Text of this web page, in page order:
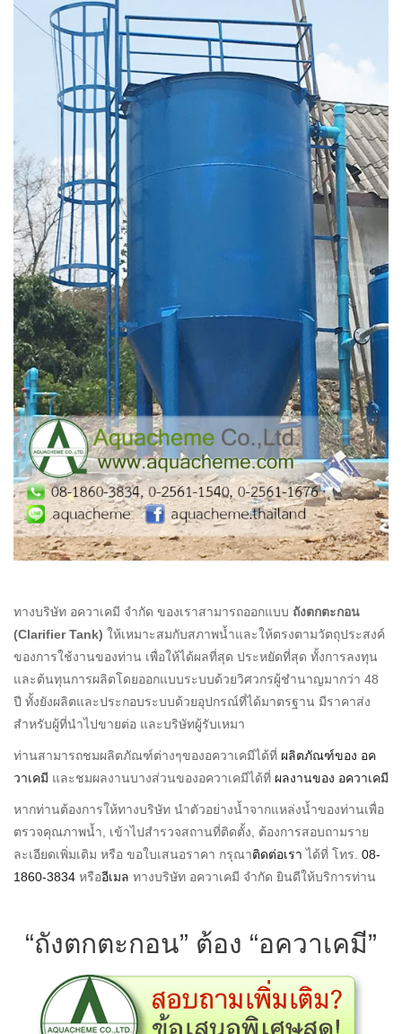
ทางบริษัท อควาเคมี จำกัด ของเราสามารถออกแบบ ถังตกตะกอน
(Clarifier Tank) ให้เหมาะสมกับสภาพน้ำและให้ตรงตามวัตถุประสงค์
ของการใช้งานของท่าน เพื่อให้ได้ผลที่สุด ประหยัดที่สุด ทั้งการลงทุน
และต้นทุนการผลิตโดยออกแบบระบบด้วยวิศวกรผู้ชำนาญมากว่า 48
ปี ทั้งยังผลิตและประกอบระบบด้วยอุปกรณ์ที่ได้มาตรฐาน มีราคาส่ง
สำหรับผู้ที่นำไปขายต่อ และบริษัทผู้รับเหมา
ท่านสามารถชมผลิตภัณฑ์ต่างๆของอควาเคมีได้ที่ ผลิตภัณฑ์ของ อค
วาเคมี และชมผลงานบางส่วนของอควาเคมีได้ที่ ผลงานของ อควาเคมี
หากท่านต้องการให้ทางบริษัท นำตัวอย่างน้ำจากแหล่งน้ำของท่านเพื่อ
ตรวจคุณภาพน้ำ, เข้าไปสำรวจสถานที่ติดตั้ง, ต้องการสอบถามราย
ละเอียดเพิ่มเติม หรือ ขอใบเสนอราคา กรุณาติดต่อเรา ได้ที่ โทร. 08-
1860-3834 หรืออีเมล ทางบริษัท อควาเคมี จำกัด ยินดีให้บริการท่าน
“ถังตกตะกอน” ต้อง “อควาเคมี”